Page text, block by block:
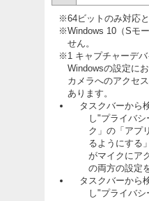
※64ビットのみ対応と
※Windows 10（Sモ
せん。
※1 キャプチャーデバ
Windowsの設定に
カメラへのアクセ
あります。
タスクバーから
し"プライバ
ク」の「アプ
るようにする
がマイクにア
の両方の設定
タスクバーから
し"プライバ